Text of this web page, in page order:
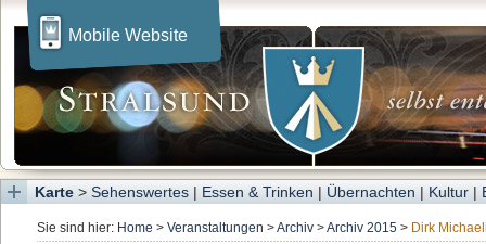
Mobile Website
Karte > Sehenswertes | Essen & Trinken | Übernachten | Kultur |
Sie sind hier: Home > Veranstaltungen >Archiv >Archiv 2015 > Dirk